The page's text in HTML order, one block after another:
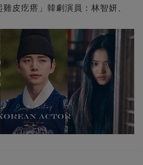
皮疙瘩」韓劇演員：林智妍、